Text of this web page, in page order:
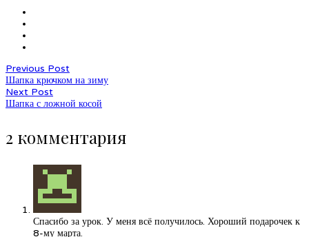
Previous Post
Шапка крючком на зиму
Next Post
Шапка с ложной косой
2 комментария
Спасибо за урок. У меня всё получилось. Хороший подарочек к
8-му марта.